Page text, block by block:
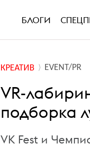
БЛОГИ
КРЕАТИВ EVENT/PR
VR-
подборка
VK Fest и